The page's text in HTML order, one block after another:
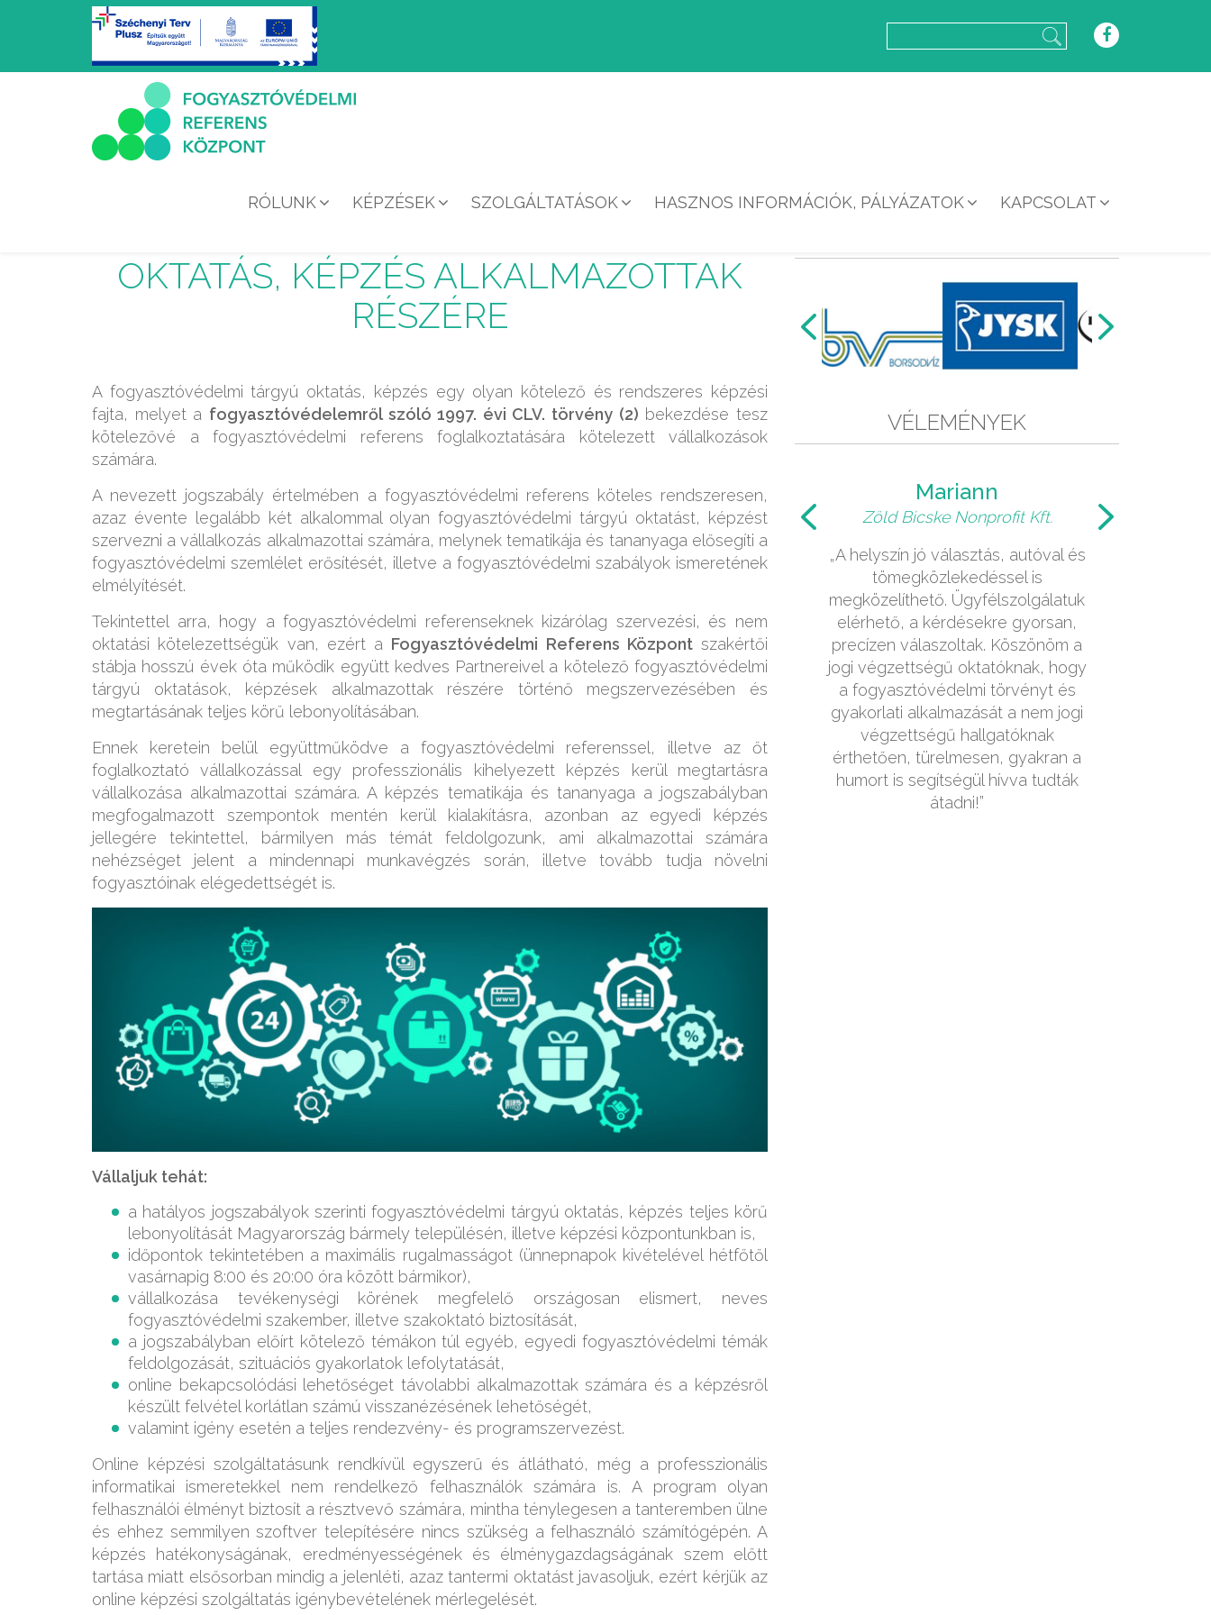
RÓLUNK KÉPZÉSEK SZOLGÁLTATÁSOK HASZNOS INFORMÁCIÓK, PÁLYÁZATOK KAPCSOLAT
OKTATÁS, KÉPZÉS ALKALMAZOTTAK
RÉSZÉRE
A fogyasztóvédelmi tárgyú oktatás, képzés egy olyan kötelező és rendszeres képzési
fajta, melyet a fogyasztóvédelemről szóló 1997. évi CLV. törvény (2) bekezdése tesz
kötelezővé a fogyasztóvédelmi referens foglalkoztatására kötelezett vállalkozások
számára.
A nevezett jogszabály értelmében a fogyasztóvédelmi referens köteles rendszeresen,
azaz évente legalább két alkalommal olyan fogyasztóvédelmi tárgyú oktatást, képzést
szervezni a vállalkozás alkalmazottai számára, melynek tematikája és tananyaga elősegíti a
fogyasztóvédelmi szemlélet erősítését, illetve a fogyasztóvédelmi szabályok ismeretének
elmélyítését.
Tekintettel arra, hogy a fogyasztóvédelmi referenseknek kizárólag szervezési, és nem
oktatási kötelezettségük van, ezért a Fogyasztóvédelmi Referens Központszakértői
stábja hosszú évek óta működik együtt kedves Partnereivel a kötelező fogyasztóvédelmi
tárgyú oktatások, képzések alkalmazottak részére történő megszervezésében és
megtartásának teljes körű lebonyolításában.
Ennek keretein belül együttműködve a fogyasztóvédelmi referenssel, illetve az őt
foglalkoztató vállalkozással egy professzionális kihelyezett képzés kerül megtartásra
vállalkozása alkalmazottai számára. A képzés tematikája és tananyaga a jogszabályban
megfogalmazott szempontok mentén kerül kialakításra, azonban az egyedi képzés
jellegére tekintettel, bármilyen más témát feldolgozunk, ami alkalmazottai számára
nehézséget jelent a mindennapi munkavégzés során, illetve tovább tudja növelni
fogyasztóinak elégedettségét is.
Vállaljuk tehát:
a hatályos jogszabályok szerinti fogyasztóvédelmi tárgyú oktatás, képzés teljes körű
lebonyolítását Magyarország bármely településén, illetve képzési központunkban is,
időpontok tekintetében a maximális rugalmasságot (ünnepnapok kivételével hétfőtől
vasárnapig 8:00 és 20:00 óra között bármikor),
vállalkozása tevékenységi körének megfelelő országosan elismert, neves
fogyasztóvédelmi szakember, illetve szakoktató biztosítását,
a jogszabályban előírt kötelező témákon túl egyéb, egyedi fogyasztóvédelmi témák
feldolgozását, szituációs gyakorlatok lefolytatását,
online bekapcsolódási lehetőséget távolabbi alkalmazottak számára és a képzésről
készült felvétel korlátlan számú visszanézésének lehetőségét,
valamint igény esetén a teljes rendezvény- és programszervezést.
Online képzési szolgáltatásunk rendkívül egyszerű és átlátható, még a professzionális
informatikai ismeretekkel nem rendelkező felhasználók számára is. A program olyan
felhasználói élményt biztosít a résztvevő számára, mintha ténylegesen a tanteremben ülne
és ehhez semmilyen szoftver telepítésére nincs szükség a felhasználó számítógépén. A
képzés hatékonyságának, eredményességének és élménygazdagságának szem előtt
tartása miatt elsősorban mindig a jelenléti, azaz tantermi oktatást javasoljuk, ezért kérjük az
online képzési szolgáltatás igénybevételének mérlegelését.
VÉLEMÉNYEK
Róbert
FŐTÁV Zrt., MATÁSZSZ
„Gyakorlatias, a valósággal
szorosan érintkezik a tananyag.
elmélet dominál. Kimondottan
tetszett a gyakorlatiasság és az
oktatói csapat összeállítása. Ki
szeretném emelni Kala Tamás
Mariann
Zöld Bicske Nonprofit Kft.
„A helyszín jó választás, autóval és
tömegközlekedéssel is
megközelíthető. Ügyfélszolgálatuk
elérhető, a kérdésekre gyorsan,
precízen válaszoltak. Köszönöm a
jogi végzettségű oktatóknak, hogy
a fogyasztóvédelmi törvényt és
gyakorlati alkalmazását a nem jogi
végzettségű hallgatóknak
érthetően, türelmesen, gyakran a
humort is segítségül hívva tudták
átadni!”
„A helyszín